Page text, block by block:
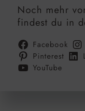
Noch mehr
findest du in
Facebook
Pinterest
YouTube